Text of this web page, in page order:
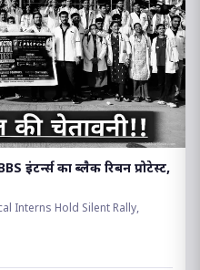
इंटर्न्स का ब्लैक रिबन प्रोटेस्ट,
Interns Hold Silent Rally,